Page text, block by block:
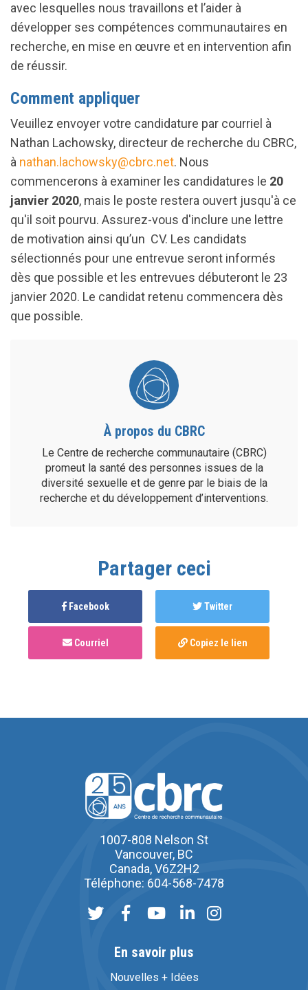
avec lesquelles nous travaillons et l’aider à
développer ses compétences communautaires en
recherche, en mise en œuvre et en intervention afin
de réussir.
Comment appliquer
Veuillez envoyer votre candidature par courriel à
Nathan Lachowsky, directeur de recherche du CBRC,
à nathan.lachowsky@cbrc.net. Nous
commencerons à examiner les candidatures le 20
janvier 2020, mais le poste restera ouvert jusqu'à ce
qu'il soit pourvu. Assurez-vous d'inclure une lettre
de motivation ainsi qu’un CV. Les candidats
sélectionnés pour une entrevue seront informés
dès que possible et les entrevues débuteront le 23
janvier 2020. Le candidat retenu commencera dès
que possible.
À propos du CBRC
Le Centre de recherche communautaire (CBRC)
promeut la santé des personnes issues de la
diversité sexuelle et de genre par le biais de la
recherche et du développement d’interventions.
Partager ceci
Facebook Twitter
Courriel Copiez le lien
1007-808 Nelson St
Vancouver, BC
Canada, V6Z2H2
Téléphone: 604-568-7478
En savoir plus
Nouvelles + Idées